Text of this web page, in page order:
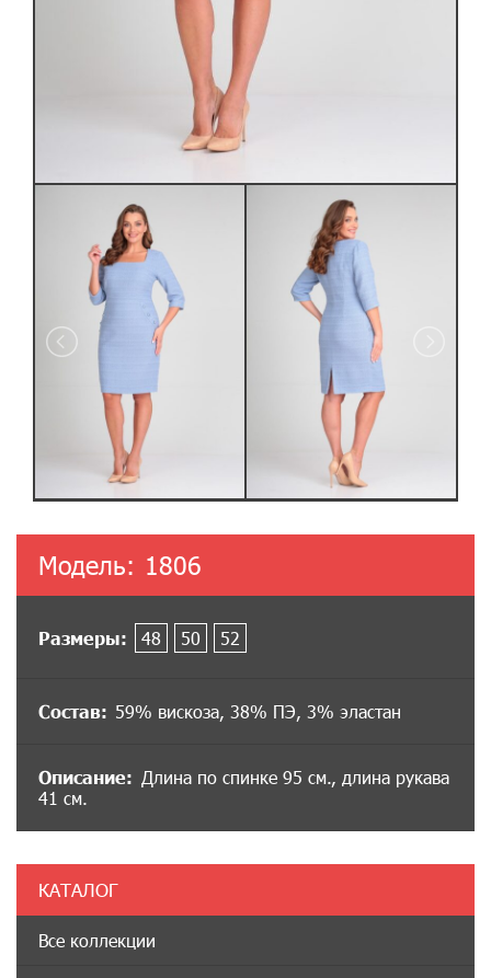
Модель: 1806
Размеры: 48 50 52
Состав: 59% вискоза, 38% ПЭ, 3% эластан
Описание: Длина по спинке 95 см., длина рукава
41 см.
КАТАЛОГ
Все коллекции